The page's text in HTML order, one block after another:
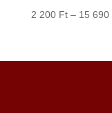
2 200 Ft – 15 690